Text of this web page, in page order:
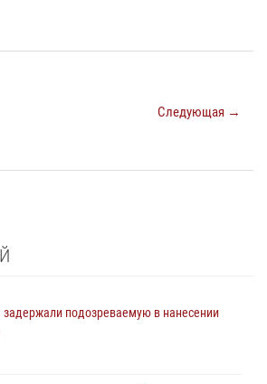
Следующая →
подозреваемую в нанесении